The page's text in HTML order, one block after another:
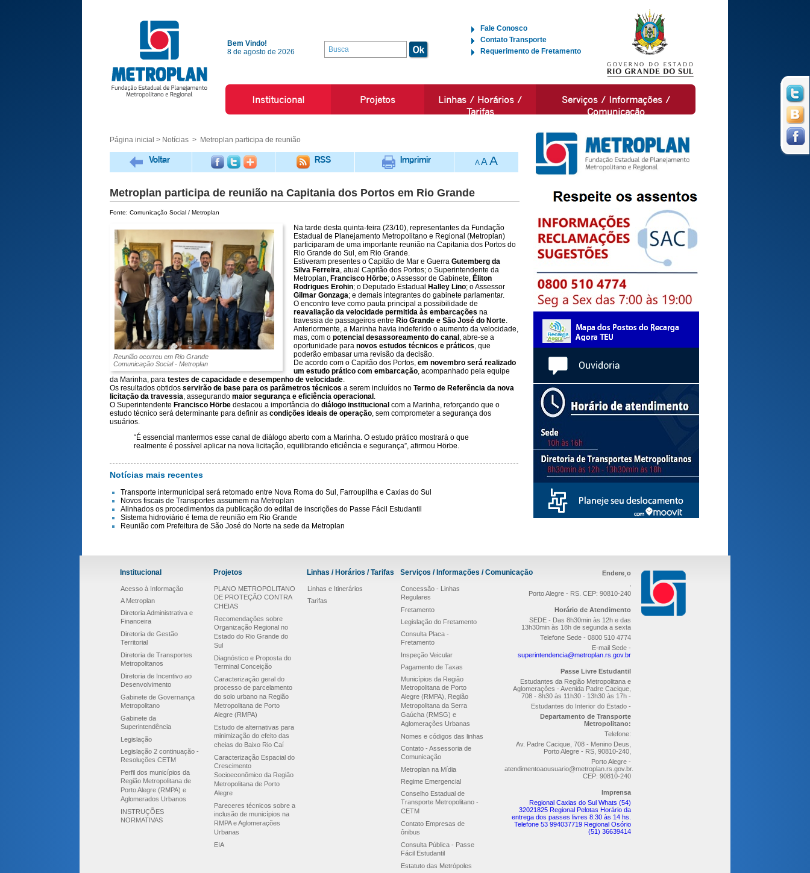
Bem Vindo!
8 de agosto de 2026
Fale Conosco
Contato Transporte
Requerimento de Fretamento
Institucional Projetos
Linhas / Horários /
Tarifas
Serviços / Informações /
Comunicação
Página inicial > Notícias > Metroplan participa de reunião
Voltar RSS Imprimir A A A
Metroplan participa de reunião na Capitania dos Portos em Rio Grande
Fonte: Comunicação Social / Metroplan
Reunião ocorreu em Rio Grande
Comunicação Social - Metroplan
Na tarde desta quinta-feira (23/10), representantes da Fundação
Estadual de Planejamento Metropolitano e Regional (Metroplan)
participaram de uma importante reunião na Capitania dos Portos do
Rio Grande do Sul, em Rio Grande.
Estiveram presentes o Capitão de Mar e Guerra Gutemberg da
Silva Ferreira, atual Capitão dos Portos; o Superintendente da
Metroplan, Francisco Hörbe; o Assessor de Gabinete, Éliton
Rodrigues Erohin; o Deputado Estadual Halley Lino; o Assessor
Gilmar Gonzaga; e demais integrantes do gabinete parlamentar.
O encontro teve como pauta principal a possibilidade de
reavaliação da velocidade permitida às embarcações na
travessia de passageiros entre Rio Grande e São José do Norte.
Anteriormente, a Marinha havia indeferido o aumento da velocidade,
mas, com o potencial desassoreamento do canal , abre-se a
oportunidade para novos estudos técnicos e práticos, que
poderão embasar uma revisão da decisão.
De acordo com o Capitão dos Portos, em novembro será realizado
um estudo prático com embarcação, acompanhado pela equipe
da Marinha, para testes de capacidade e desempenho de velocidade.
Os resultados obtidos servirão de base para os parâmetros técnicos a serem incluídos no Termo de Referência da nova
licitação da travessia, assegurando maior segurança e eficiência operacional .
O Superintendente Francisco Hörbe destacou a importância do diálogo institucional com a Marinha, reforçando que o
estudo técnico será determinante para definir as condições ideais de operação, sem comprometer a segurança dos
usuários.
“É essencial mantermos esse canal de diálogo aberto com a Marinha. O estudo prático mostrará o que
realmente é possível aplicar na nova licitação, equilibrando eficiência e segurança”, afirmou Hörbe.
Notícias mais recentes
Transporte intermunicipal será retomado entre Nova Roma do Sul, Farroupilha e Caxias do Sul
Novos fiscais de Transportes assumem na Metroplan
Alinhados os procedimentos da publicação do edital de inscrições do Passe Fácil Estudantil
Sistema hidroviário é tema de reunião em Rio Grande
Reunião com Prefeitura de São José do Norte na sede da Metroplan
Institucional
Acesso à Informação
A Metroplan
Diretoria Administrativa e
Financeira
Diretoria de Gestão
Territorial
Diretoria de Transportes
Metropolitanos
Diretoria de Incentivo ao
Desenvolvimento
Gabinete de Governança
Metropolitano
Gabinete da
Superintendência
Legislação
Legislação 2 continuação -
Resoluções CETM
Perfil dos municípios da
Região Metropolitana de
Porto Alegre (RMPA) e
Aglomerados Urbanos
INSTRUÇÕES
NORMATIVAS
Projetos
PLANO METROPOLITANO
DE PROTEÇÃO CONTRA
CHEIAS
Recomendações sobre
Organização Regional no
Estado do Rio Grande do
Sul
Diagnóstico e Proposta do
Terminal Conceição
Caracterização geral do
processo de parcelamento
do solo urbano na Região
Metropolitana de Porto
Alegre (RMPA)
Estudo de alternativas para
minimização do efeito das
cheias do Baixo Rio Caí
Caracterização Espacial do
Crescimento
Socioeconômico da Região
Metropolitana de Porto
Alegre
Pareceres técnicos sobre a
inclusão de municípios na
RMPA e Aglomerações
Urbanas
EIA
Linhas / Horários / Tarifas
Linhas e Itinerários
Tarifas
Serviços / Informações / Comunicação
Concessão - Linhas
Regulares
Fretamento
Legislação do Fretamento
Consulta Placa -
Fretamento
Inspeção Veicular
Pagamento de Taxas
Municípios da Região
Metropolitana de Porto
Alegre (RMPA), Região
Metropolitana da Serra
Gaúcha (RMSG) e
Aglomerações Urbanas
Nomes e códigos das linhas
Contato - Assessoria de
Comunicação
Metroplan na Mídia
Regime Emergencial
Conselho Estadual de
Transporte Metropolitano -
CETM
Contato Empresas de
ônibus
Consulta Pública - Passe
Fácil Estudantil
Estatuto das Metrópoles
Endere¸o
Porto Alegre - RS. CEP: 90810-240
Horário de Atendimento
SEDE - Das 8h30min às 12h e das
13h30min às 18h de segunda a sexta
Telefone Sede - 0800 510 4774
E-mail Sede -
superintendencia@metroplan.rs.gov.br
Passe Livre Estudantil
Estudantes da Região Metropolitana e
Aglomerações - Avenida Padre Cacique,
708 - 8h30 às 11h30 - 13h30 às 17h -
Estudantes do Interior do Estado -
Departamento de Transporte
Metropolitano:
Telefone:
Av. Padre Cacique, 708 - Menino Deus,
Porto Alegre - RS, 90810-240,
Porto Alegre -
atendimentoaousuario@metroplan.rs.gov.br.
CEP: 90810-240
Imprensa
Regional Caxias do Sul Whats (54)
32021825 Regional Pelotas Horário da
entrega dos passes livres 8:30 às 14 hs.
Telefone 53 994037719 Regional Osório
(51) 36639414